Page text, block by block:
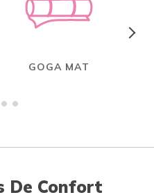
GOGA MAT
De Confort